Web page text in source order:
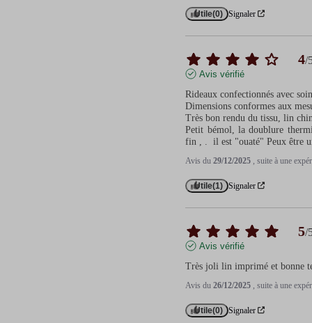
Utile(0) Signaler
4/
Avis vérifié
Rideaux confectionnés avec
Dimensions conformes aux
Très bon rendu du tissu, lin
Petit bémol, la doublure
fin , .  il est "ouaté" Peux être
Avis du29/12/2025 , suite à une
Utile(1) Signaler
5/
Avis vérifié
Très joli lin imprimé et bonne
Avis du26/12/2025 , suite à une
Utile(0) Signaler